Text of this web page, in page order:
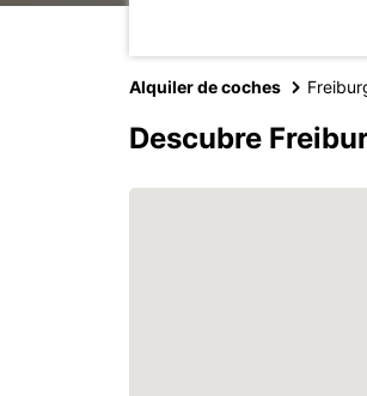
Alquiler de coches
Descubre